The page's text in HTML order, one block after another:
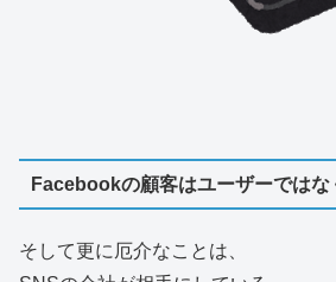
Facebookの顧客はユーザーではな
そして更に厄介なことは、